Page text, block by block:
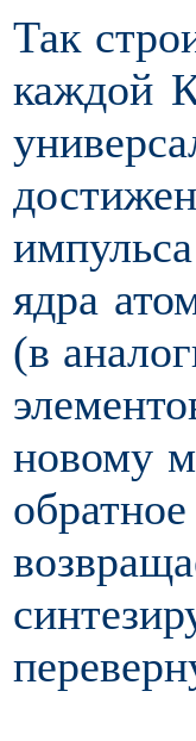
Так
каждой
ядра
(в
новому